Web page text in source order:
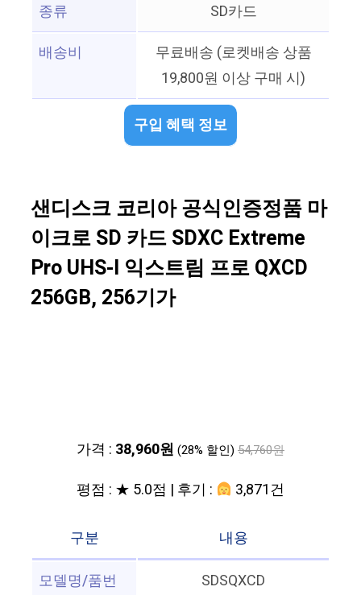
종류
SD카드
배송비
무료배송 (로켓배송 상품
19,800원 이상 구매 시)
구입 혜택 정보
샌디스크 코리아 공식인증정품 마
이크로 SD 카드 SDXC Extreme
Pro UHS-I 익스트림 프로 QXCD
256GB, 256기가
가격 : 38,960원 (28% 할인) 54,760원
평점 : ★ 5.0점 | 후기 : 3,871건
구분
내용
모델명/품번
SDSQXCD